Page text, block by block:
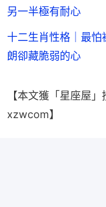
另一半極有耐心
十二生肖性格｜最
朗卻藏脆弱的心
【本文獲「星座屋
xzwcom】